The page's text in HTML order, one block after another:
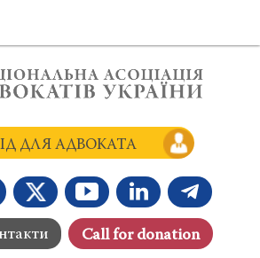
Сall for donation
ДЛЯ АДВОКАТА